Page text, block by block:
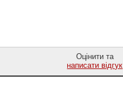
Оцінити та
написати відгук